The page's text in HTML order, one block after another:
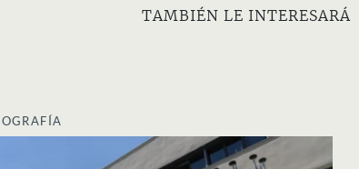
TAMBIÉN LE INTERESARÁ